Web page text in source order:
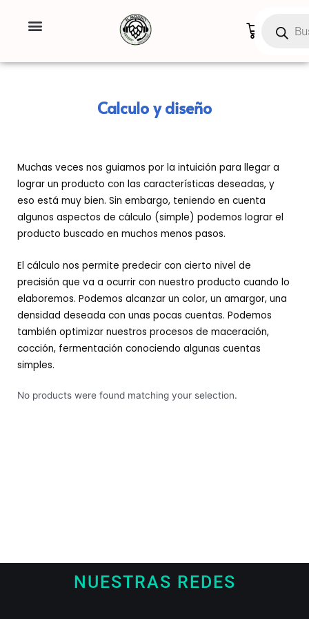
Carrito
productos
Calculo y diseño
Muchas veces nos guiamos por la intuición para llegar a
lograr un producto con las características deseadas, y
eso está muy bien. Sin embargo, teniendo en cuenta
algunos aspectos de cálculo (simple) podemos lograr el
producto buscado en muchos menos pasos.
El cálculo nos permite predecir con cierto nivel de
precisión que va a ocurrir con nuestro producto cuando lo
elaboremos. Podemos alcanzar un color, un amargor, una
densidad deseada con unas pocas cuentas. Podemos
también optimizar nuestros procesos de maceración,
cocción, fermentación conociendo algunas cuentas
simples.
No products were found matching your selection.
NUESTRAS REDES